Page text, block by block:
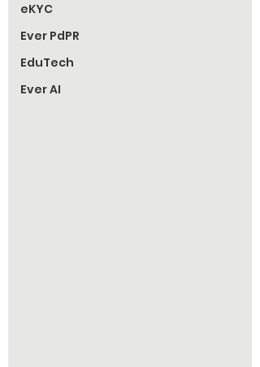
eKYC
Ever PdPR
EduTech
Ever AI